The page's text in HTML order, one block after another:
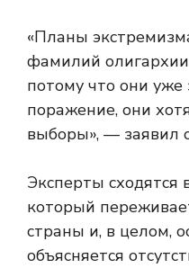
«Планы
фамилий
потому что они
поражение, они
выборы», — заявил
Эксперты сходятся
который
страны и, в целом,
объясняется